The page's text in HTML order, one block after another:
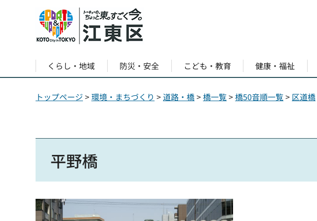
くらし・地域 防災・安全 こども・教育 健康・福祉
トップページ >環境・まちづくり >道路・橋>橋一覧>橋50音順一覧> 区道橋
平野橋